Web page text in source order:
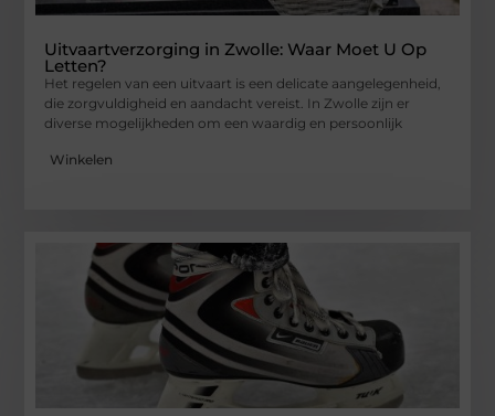
Uitvaartverzorging in Zwolle: Waar Moet U Op
Letten?
Het regelen van een uitvaart is een delicate aangelegenheid,
die zorgvuldigheid en aandacht vereist. In Zwolle zijn er
diverse mogelijkheden om een waardig en persoonlijk
Winkelen